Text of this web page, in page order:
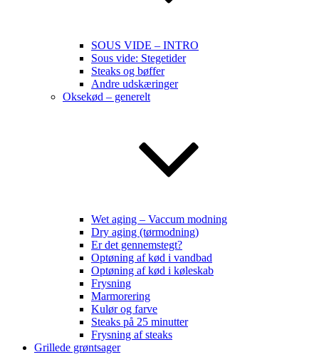
SOUS VIDE – INTRO
Sous vide: Stegetider
Steaks og bøffer
Andre udskæringer
Oksekød – generelt
Wet aging – Vaccum modning
Dry aging (tørmodning)
Er det gennemstegt?
Optøning af kød i vandbad
Optøning af kød i køleskab
Frysning
Marmorering
Kulør og farve
Steaks på 25 minutter
Frysning af steaks
Grillede grøntsager